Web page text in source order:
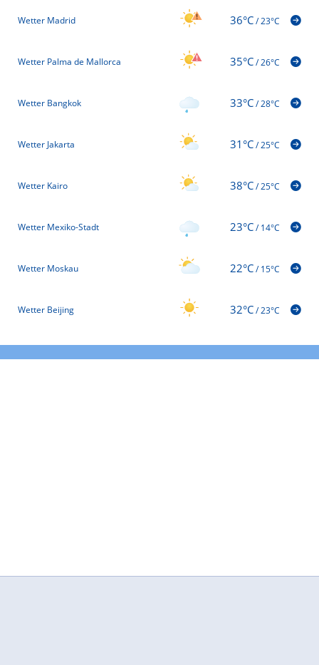
Wetter Madrid 36°C/23°C
Wetter Palma de Mallorca 35°C/26°C
Wetter Bangkok 33°C/28°C
Wetter Jakarta 31°C/25°C
Wetter Kairo 38°C/25°C
Wetter Mexiko-Stadt 23°C/14°C
Wetter Moskau 22°C/15°C
Wetter Beijing 32°C/23°C